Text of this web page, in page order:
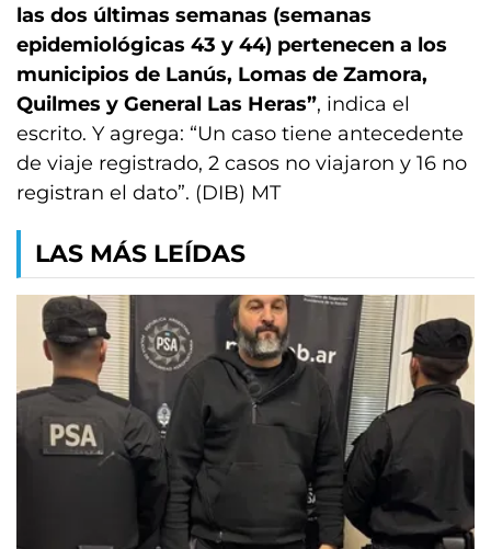
las dos últimas semanas (semanas
epidemiológicas 43 y 44) pertenecen a los
municipios de Lanús, Lomas de Zamora,
Quilmes y General Las Heras”, indica el
escrito. Y agrega: “Un caso tiene antecedente
de viaje registrado, 2 casos no viajaron y 16 no
registran el dato”. (DIB) MT
LAS MÁS LEÍDAS